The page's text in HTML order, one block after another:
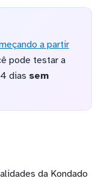
a partir
pode testar a
dias sem
da Kondado